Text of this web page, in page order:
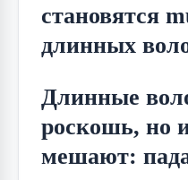
становятся
длинных
Длинные
роскошь, но
мешают: